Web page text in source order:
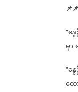
📌📌
"နွ
မှာ
"နွ
ထ